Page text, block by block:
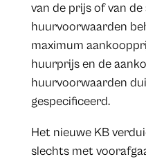
van de prijs of van
huurvoorwaarden
maximum
huurprijs en de
huurvoorwaarden
gespecificeerd.
Het nieuwe KB
slechts met